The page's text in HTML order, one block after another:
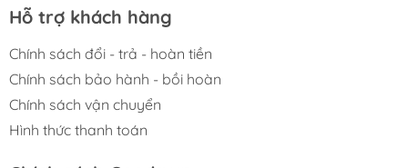
Bên cạnh đó, người học còn có thể tải miễn phí các dữ
https://www.marugoto.org/. Ngoài ra, trang này còn
cung cấp nhiều tài liệu miễn phí khác như danh sách từ
vựng…Đồng thời, các tài liệu hỗ trợ giảng dạy dành cho
các giáo viên sử dụng Marugoto như : “Hướng dẫn
Hỗ trợ khách hàng
Chính sách đổi - trả - hoàn tiền
Chính sách bảo hành - bồi hoàn
Chính sách vận chuyển
Hình thức thanh toán